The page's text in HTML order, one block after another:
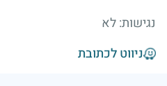
נגישות: לא
ניווט לכתובת